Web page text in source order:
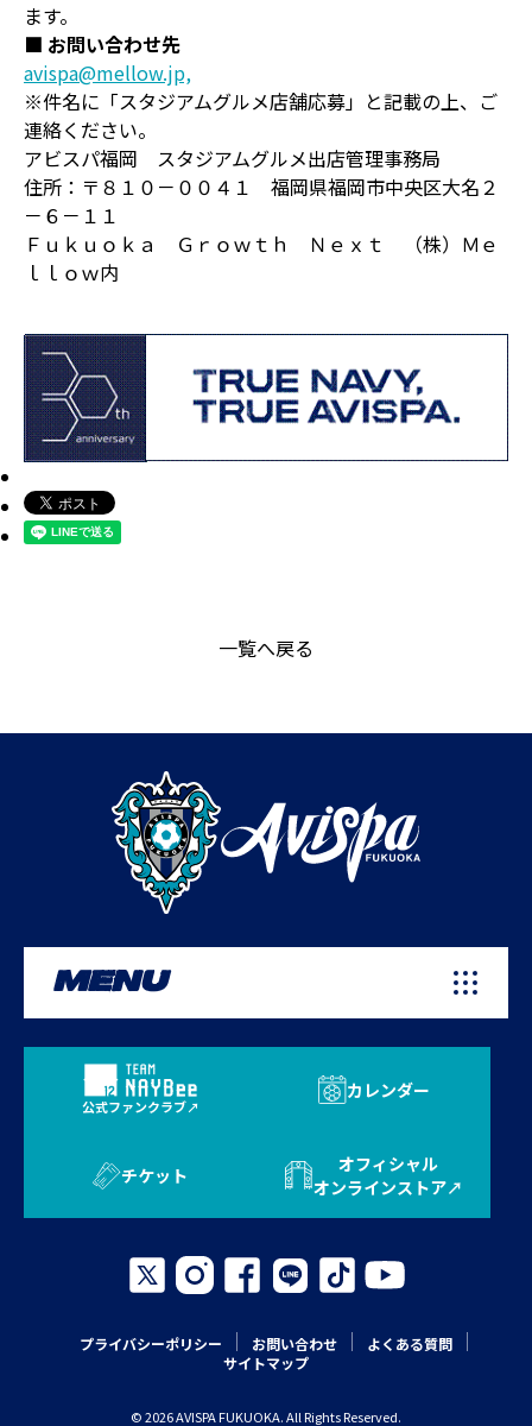
ます。
■ お問い合わせ先
avispa@mellow.jp,
※件名に「スタジアムグルメ店舗応募」と記載の上、ご
連絡ください。
アビスパ福岡 スタジアムグルメ出店管理事務局
住所：〒８１０－００４１ 福岡県福岡市中央区大名２
－６－１１
Ｆｕｋｕｏｋａ Ｇｒｏｗｔｈ Ｎｅｘｔ （株）Ｍｅ
ｌｌｏｗ内
一覧へ戻る
MENU
公式ファンクラブ
カレンダー
チケット
オフィシャル
オンラインストア
プライバシーポリシー お問い合わせ
よくある質問
サイトマップ
© 2026 AVISPA FUKUOKA. All Rights Reserved.